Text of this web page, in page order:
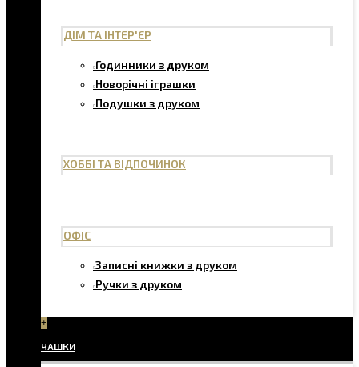
ДІМ ТА ІНТЕР'ЄР
Годинники з друком
Новорічні іграшки
Подушки з друком
ХОББІ ТА ВІДПОЧИНОК
ОФІС
Записні книжки з друком
Ручки з друком
+
ЧАШКИ